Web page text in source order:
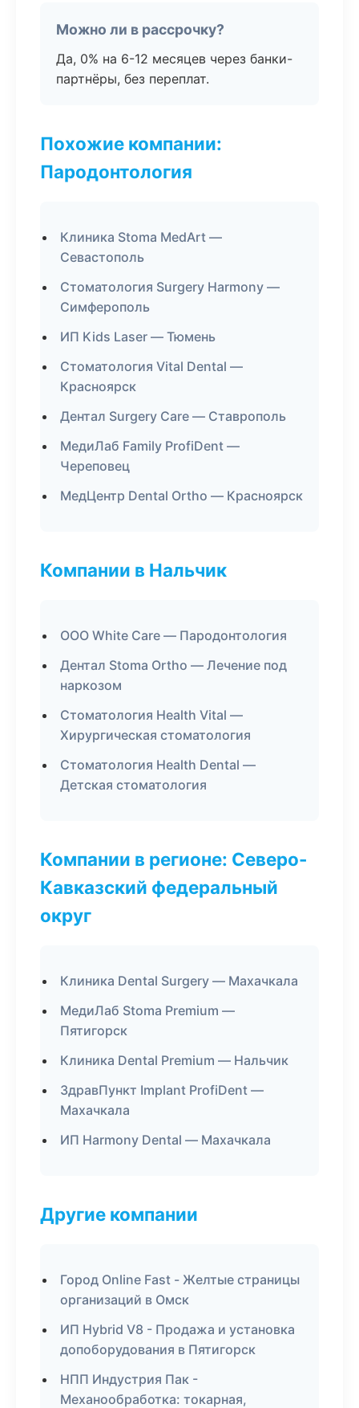
Можно ли в рассрочку?
Да, 0% на 6-12 месяцев через банки-
партнёры, без переплат.
Похожие компании:
Пародонтология
Клиника Stoma MedArt —
Севастополь
Стоматология Surgery Harmony —
Симферополь
ИП Kids Laser — Тюмень
Стоматология Vital Dental —
Красноярск
Дентал Surgery Care — Ставрополь
МедиЛаб Family ProfiDent —
Череповец
МедЦентр Dental Ortho — Красноярск
Компании в Нальчик
ООО White Care — Пародонтология
Дентал Stoma Ortho — Лечение под
наркозом
Стоматология Health Vital —
Хирургическая стоматология
Стоматология Health Dental —
Детская стоматология
Компании в регионе: Северо-
Кавказский федеральный
округ
Клиника Dental Surgery — Махачкала
МедиЛаб Stoma Premium —
Пятигорск
Клиника Dental Premium — Нальчик
ЗдравПункт Implant ProfiDent —
Махачкала
ИП Harmony Dental — Махачкала
Другие компании
Город Online Fast - Желтые страницы
организаций в Омск
ИП Hybrid V8 - Продажа и установка
допоборудования в Пятигорск
НПП Индустрия Пак -
Механообработка: токарная,